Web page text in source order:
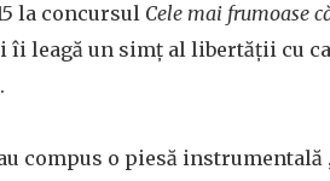
la concursul Cele mai frumoase
leagă un simț al libertății cu
compus o piesă